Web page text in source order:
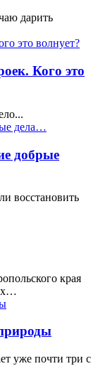
дарить
Кого это
добрые
восстановить
края
уже почти три с